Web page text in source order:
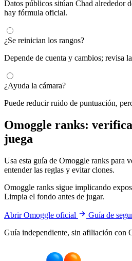
Datos públicos sitúan Chad alrededor
hay fórmula oficial.
¿Se reinician los rangos?
Depende de cuenta y cambios; revisa
¿Ayuda la cámara?
Puede reducir ruido de puntuación,
Omoggle ranks:
juega
Usa esta guía de Omoggle ranks para
entender las reglas y evitar clones.
Omoggle ranks sigue implicando
Limpia el fondo antes de jugar.
Abrir Omoggle oficial
Guía de
Guía independiente, sin afiliación con